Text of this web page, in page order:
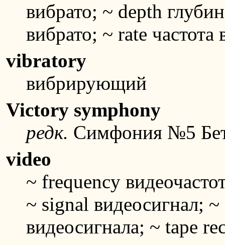
вибрато; ~ depth
вибрато; ~ rate частота
vibratory
вибрирующий
Victory symphony
редк. Симфония №5
video
~ frequency
~ signal видеосигнал;
видеосигнала; ~ tape